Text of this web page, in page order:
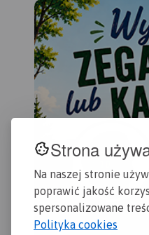
Strona
Na naszej stronie
poprawić jakość
spersonalizowane
Polityka cookies
zasięgiem obejmuje obszar
zamknięty przez Legnicę na
północy i Jelenią Górę na
południu. Przedstawia także
teren Parku Krajobrazowego
Doliny Boru oraz Parku
Krajobrazowego Chełmy.